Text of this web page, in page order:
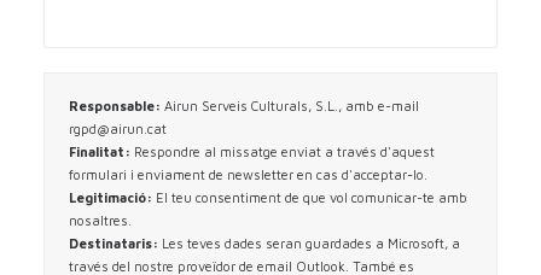
Responsable: Airun Serveis Culturals, S.L., amb e-mail
rgpd@airun.cat
Finalitat: Respondre al missatge enviat a través d'aquest
formulari i enviament de newsletter en cas d'acceptar-lo.
Legitimació: El teu consentiment de que vol comunicar-te amb
nosaltres.
Destinataris: Les teves dades seran guardades a Microsoft, a
través del nostre proveïdor de email Outlook. També es